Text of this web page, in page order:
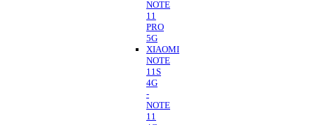
NOTE
11
PRO
5G
XIAOMI
NOTE
11S
4G
-
NOTE
11